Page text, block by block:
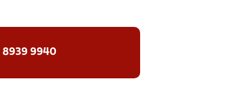
8939 9940